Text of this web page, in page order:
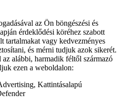
az Ön böngészési és
érdeklődési köréhez szabott
tartalmakat vagy kedvezményes
és mérni tudjuk azok sikerét.
az alábbi, harmadik féltől származó
ezen a weboldalon:
Kattintásalapú